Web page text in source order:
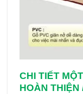
CHI TIẾT
HOÀN